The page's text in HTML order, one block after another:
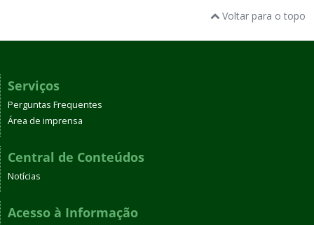
Voltar para o topo
Serviços
Perguntas Frequentes
Área de imprensa
Central de Conteúdos
Notícias
Acesso à Informação